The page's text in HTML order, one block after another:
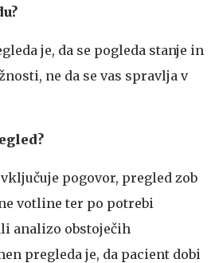
je, da se pogleda stanje in
ne da se vas spravlja v
pogovor, pregled zob
votline ter po potrebi
analizo obstoječih
pregleda je, da pacient dobi